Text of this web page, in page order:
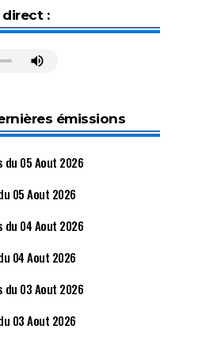
direct :
émissions
du 05 Aout 2026
05 Aout 2026
du 04 Aout 2026
04 Aout 2026
du 03 Aout 2026
03 Aout 2026